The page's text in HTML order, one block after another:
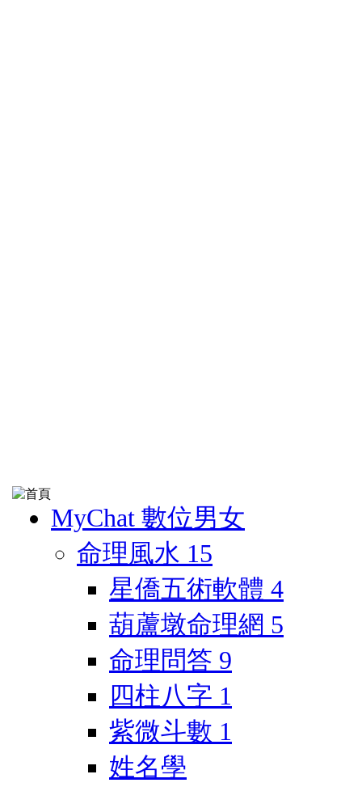
MyChat 數位男女
命理風水 15
星僑五術軟體 4
葫蘆墩命理網 5
命理問答 9
四柱八字 1
紫微斗數 1
姓名學